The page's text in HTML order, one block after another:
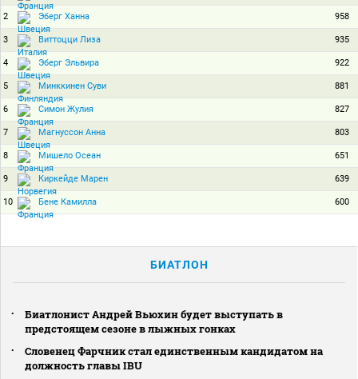
2 Эберг Ханна 958
3 Виттоцци Лиза 935
4 Эберг Эльвира 922
5 Минккинен Суви 881
6 Симон Жулия 827
7 Магнуссон Анна 803
8 Мишело Осеан 651
9 Киркейде Марен 639
10 Бене Камилла 600
БИАТЛОН
Биатлонист Андрей Вьюхин будет выступать в
предстоящем сезоне в лыжных гонках
Словенец Фарчник стал единственным кандидатом на
должность главы IBU